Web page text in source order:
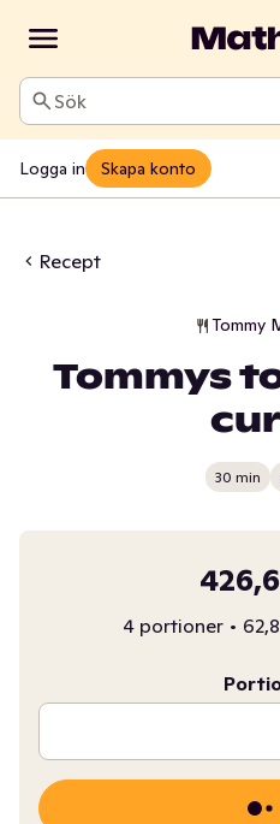
Sök
Logga in Skapa konto
Recept
Tommy
Tommys
30 min
4 portioner •